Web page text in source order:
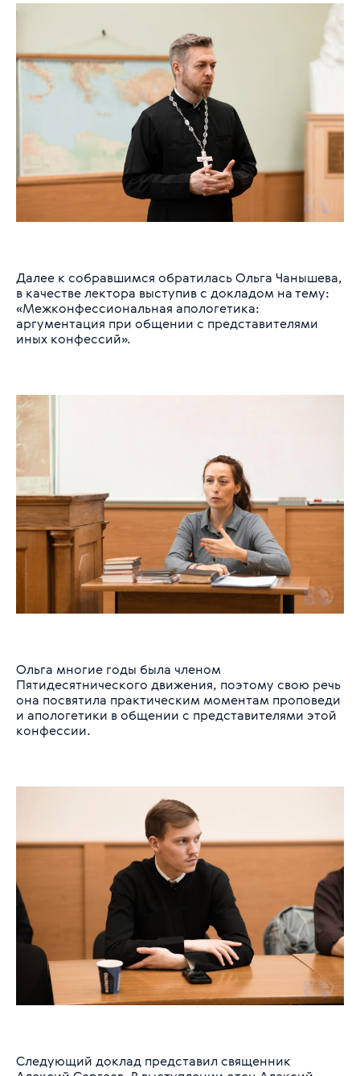
Далее к собравшимся обратилась Ольга Чанышева,
в качестве лектора выступив с докладом на тему:
«Межконфессиональная апологетика:
аргументация при общении с представителями
иных конфессий».
Ольга многие годы была членом
Пятидесятнического движения, поэтому свою речь
она посвятила практическим моментам проповеди
и апологетики в общении с представителями этой
конфессии.
Следующий доклад представил священник